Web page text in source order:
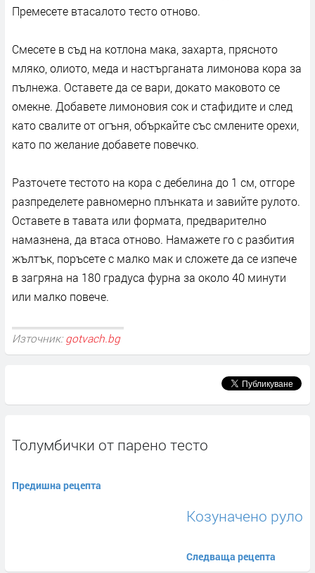
Премесете втасалото тесто отново.
Смесете в съд на котлона мака, захарта, прясното
мляко, олиото, меда и настърганата лимонова кора за
пълнежа. Оставете да се вари, докато маковото се
омекне. Добавете лимоновия сок и стафидите и след
като свалите от огъня, объркайте със смлените орехи,
като по желание добавете повечко.
Разточете тестото на кора с дебелина до 1 см, отгоре
разпределете равномерно плънката и завийте рулото.
Оставете в тавата или формата, предварително
намазнена, да втаса отново. Намажете го с разбития
жълтък, поръсете с малко мак и сложете да се изпече
в загряна на 180 градуса фурна за около 40 минути
или малко повече.
Източник: gotvach.bg
Толумбички от парено тесто
Предишна рецепта
Козуначено руло
Следваща рецепта